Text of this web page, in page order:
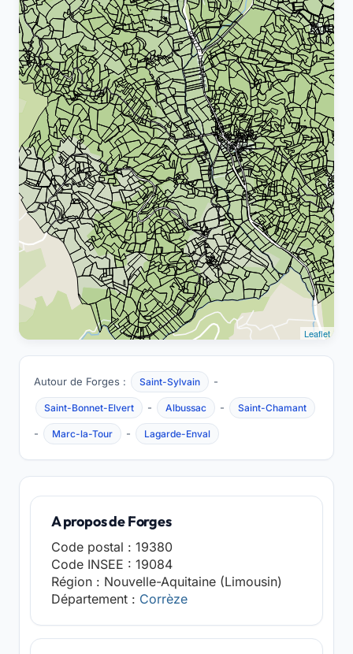
Leaflet
Autour de Forges : Saint-Sylvain -
Saint-Bonnet-Elvert - Albussac - Saint-Chamant
- Marc-la-Tour - Lagarde-Enval
A propos de Forges
Code postal : 19380
Code INSEE : 19084
Région : Nouvelle-Aquitaine (Limousin)
Département : Corrèze